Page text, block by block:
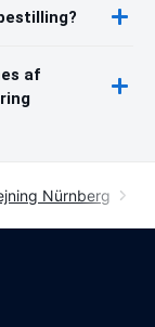
af
Nürnberg